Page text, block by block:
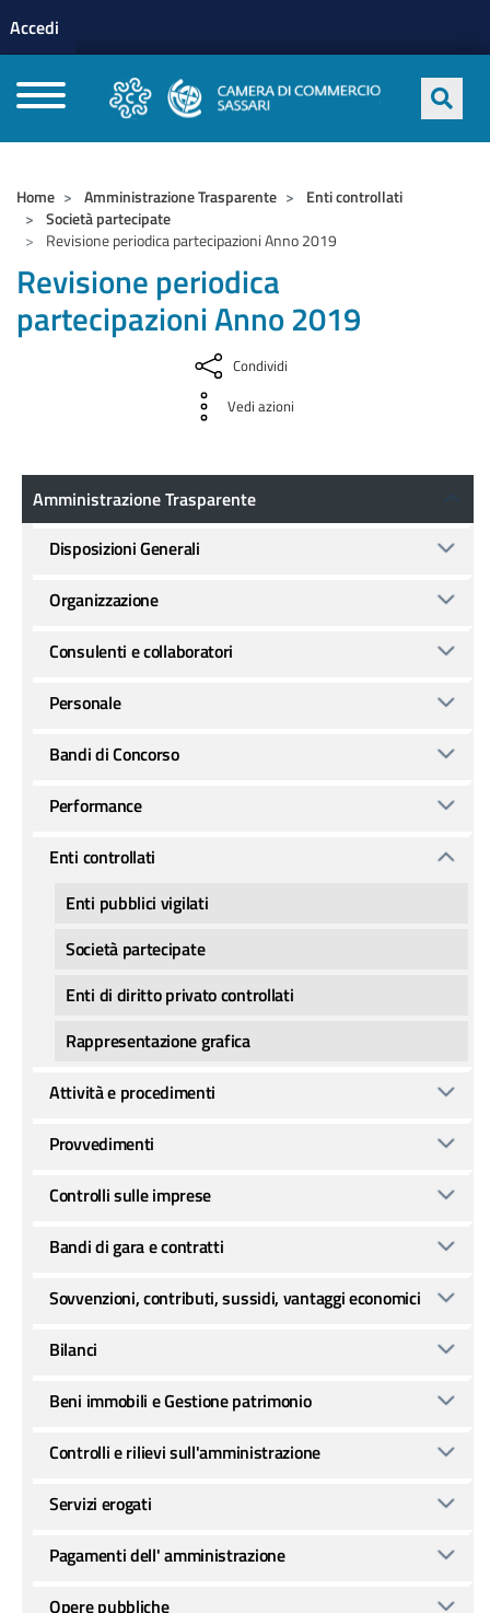
profilo utente
Accedi
Home Amministrazione Trasparente
Enti controllati
Società partecipate
Revisione periodica partecipazioni Anno 2019
Revisione periodica
partecipazioni Anno 2019
Condividi
Vedi azioni
Amministrazione Trasparente
Amministrazione Trasparente
Disposizioni Generali
Organizzazione
Consulenti e collaboratori
Personale
Bandi di Concorso
Performance
Enti controllati
Enti pubblici vigilati
Società partecipate
Enti di diritto privato controllati
Rappresentazione grafica
Attività e procedimenti
Provvedimenti
Controlli sulle imprese
Bandi di gara e contratti
Sovvenzioni, contributi, sussidi, vantaggi economici
Bilanci
Beni immobili e Gestione patrimonio
Controlli e rilievi sull'amministrazione
Servizi erogati
Pagamenti dell' amministrazione
Opere pubbliche